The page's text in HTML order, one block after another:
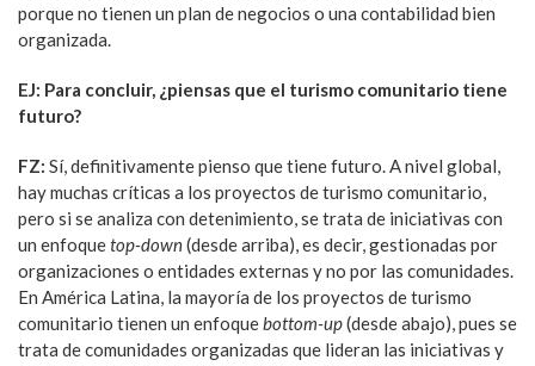
porque no tienen un plan de negocios o una contabilidad bien
organizada.
EJ: Para concluir, ¿piensas que el turismo comunitario tiene
futuro?
FZ: Sí, definitivamente pienso que tiene futuro. A nivel global,
hay muchas críticas a los proyectos de turismo comunitario,
pero si se analiza con detenimiento, se trata de iniciativas con
un enfoquetop-down(desde arriba), es decir, gestionadas por
organizaciones o entidades externas y no por las comunidades.
En América Latina, la mayoría de los proyectos de turismo
comunitario tienen un enfoque bottom-up(desde abajo), pues se
trata de comunidades organizadas que lideran las iniciativas y